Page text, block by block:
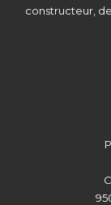
constructeur,